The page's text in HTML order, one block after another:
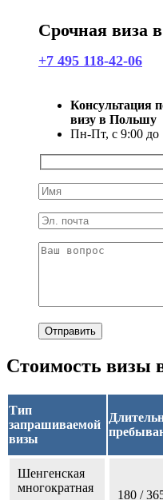
Срочная виза
+7 495 118-42-06
Консультация
визу в Польшу
Пн-Пт, с 9:00 до
Стоимость визы
Тип
запрашиваемой
визы
Шенгенская
многократная
180 /